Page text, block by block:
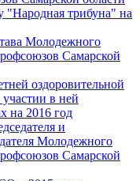
"Народная трибуна" на
Молодежного
Самарской
оздоровительной
в ней
на 2016 год
и
Молодежного
Самарской